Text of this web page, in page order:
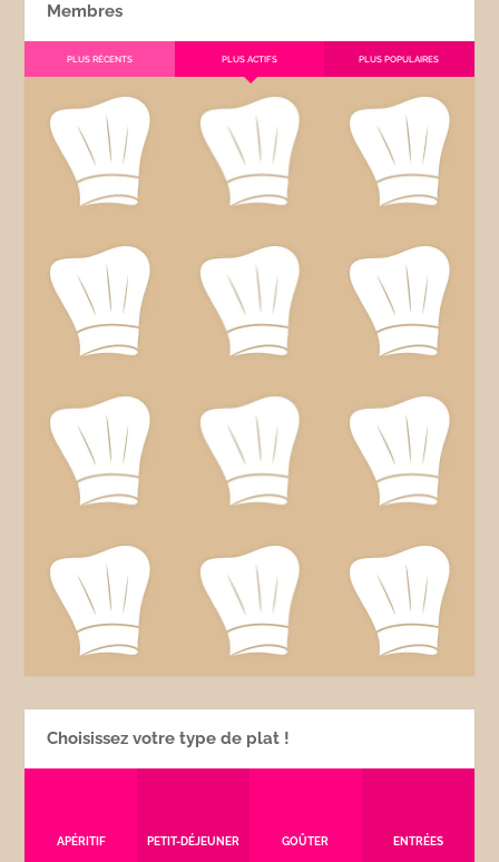
Membres
PLUS RÉCENTS PLUS ACTIFS PLUS POPULAIRES
Choisissez votre type de plat !
APÉRITIF PETIT-DÉJEUNER GOÛTER ENTRÉES